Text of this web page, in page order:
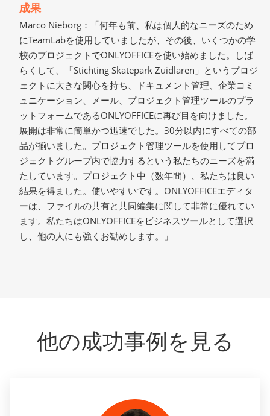
成果
Marco Nieborg：「何年も前、私は個人的なニーズのため
にTeamLabを使用していましたが、その後、いくつかの学
校のプロジェクトでONLYOFFICEを使い始めました。しば
らくして、「Stichting Skatepark Zuidlaren」というプロジ
ェクトに大きな関心を持ち、ドキュメント管理、企業コミ
ュニケーション、メール、プロジェクト管理ツールのプラ
ットフォームであるONLYOFFICEに再び目を向けました。
展開は非常に簡単かつ迅速でした。30分以内にすべての部
品が揃いました。プロジェクト管理ツールを使用してプロ
ジェクトグループ内で協力するという私たちのニーズを満
たしています。プロジェクト中（数年間）、私たちは良い
結果を得ました。使いやすいです。ONLYOFFICEエディタ
ーは、ファイルの共有と共同編集に関して非常に優れてい
ます。私たちはONLYOFFICEをビジネスツールとして選択
し、他の人にも強くお勧めします。」
他の成功事例を見る